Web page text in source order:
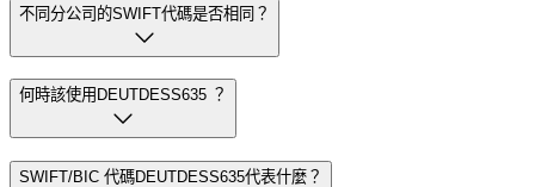
不同分公司的SWIFT代碼是否相同？
何時該使用DEUTDESS635 ？
SWIFT/BIC 代碼DEUTDESS635代表什麼？